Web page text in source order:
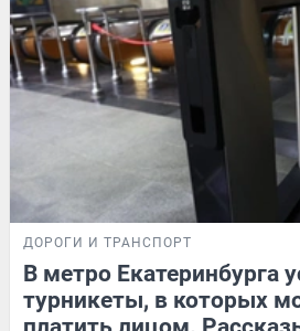
ДОРОГИ И ТРАНСПОРТ
В метро Екатеринбурга
турникеты, в которых